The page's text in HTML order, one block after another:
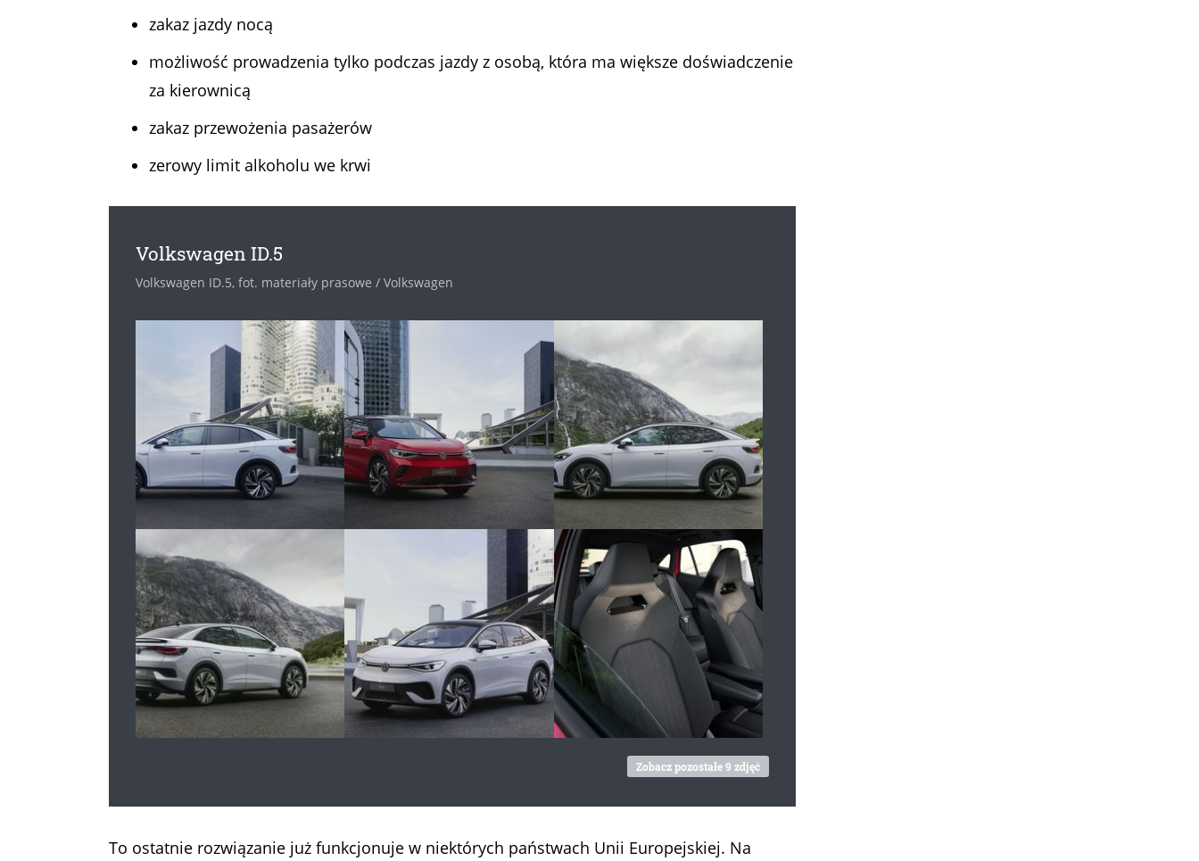
zakaz jazdy nocą
możliwość prowadzenia tylko podczas jazdy z osobą, która ma większe doświadczenie
za kierownicą
zakaz przewożenia pasażerów
zerowy limit alkoholu we krwi
Volkswagen ID.5
Volkswagen ID.5, fot. materiały prasowe / Volkswagen
Zobacz pozostałe 9 zdjęć
To ostatnie rozwiązanie już funkcjonuje w niektórych państwach Unii Europejskiej. Na